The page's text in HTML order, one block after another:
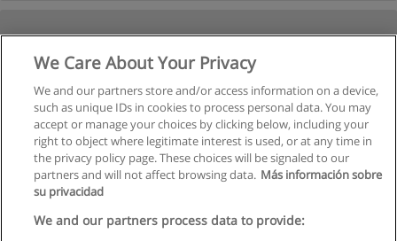
İleri
12
We Care About Your Privacy
We and our partners store and/or access information on a device,
such as unique IDs in cookies to process personal data. You may
accept or manage your choices by clicking below, including your
right to object where legitimate interest is used, or at any time in
the privacy policy page. These choices will be signaled to our
partners and will not affect browsing data. Más información sobre
su privacidad
We and our partners process data to provide: